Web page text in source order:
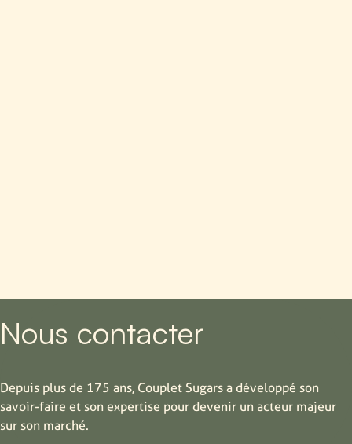
Nous contacter
Depuis plus de 175 ans, Couplet Sugars a développé son
savoir-faire et son expertise pour devenir un acteur majeur
sur son marché.